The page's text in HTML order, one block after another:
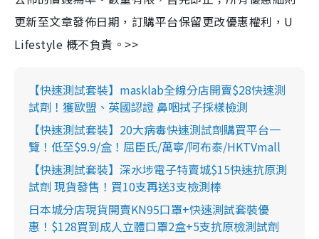
更新至文章發佈日期，訂購平台保留更改優惠權利，U
Lifestyle 概不負責。>>
【快速測試套裝】masklab全線分店開賣$28快速測
試劑！獲歐盟、英國認證 鼻咽拭子採樣檢測
【快速測試套裝】20大病毒快速測試劑購買平台一
覽！低至$9.9/盒！屈臣氏/萬寧/阿布泰/HKTVmall
【快速測試套裝】深水埗電子特賣城$15快速抗原測
試劑 現貨發售！買10支再送3支檢測棒
日本城分店現貨開賣KN95口罩+快速測試套裝優
惠！$128買到成人立體口罩2盒+5支抗原檢測試劑